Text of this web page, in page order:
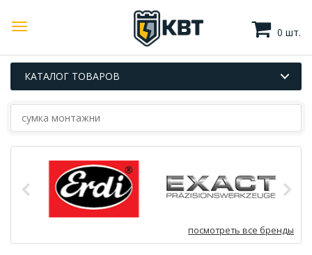
0 шт.
КАТАЛОГ ТОВАРОВ
посмотреть все бренды